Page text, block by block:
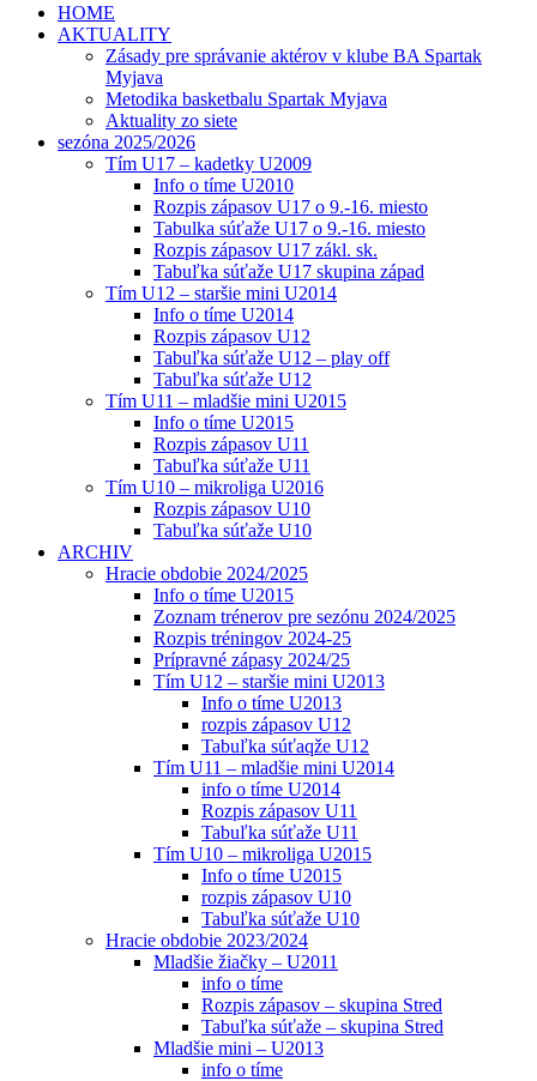
HOME
AKTUALITY
Zásady pre správanie aktérov v klube BA Spartak
Myjava
Metodika basketbalu Spartak Myjava
Aktuality zo siete
sezóna 2025/2026
Tím U17 – kadetky U2009
Info o tíme U2010
Rozpis zápasov U17 o 9.-16. miesto
Tabulka súťaže U17 o 9.-16. miesto
Rozpis zápasov U17 zákl. sk.
Tabuľka súťaže U17 skupina západ
Tím U12 – staršie mini U2014
Info o tíme U2014
Rozpis zápasov U12
Tabuľka súťaže U12 – play off
Tabuľka súťaže U12
Tím U11 – mladšie mini U2015
Info o tíme U2015
Rozpis zápasov U11
Tabuľka súťaže U11
Tím U10 – mikroliga U2016
Rozpis zápasov U10
Tabuľka súťaže U10
ARCHIV
Hracie obdobie 2024/2025
Info o tíme U2015
Zoznam trénerov pre sezónu 2024/2025
Rozpis tréningov 2024-25
Prípravné zápasy 2024/25
Tím U12 – staršie mini U2013
Info o tíme U2013
rozpis zápasov U12
Tabuľka súťaqže U12
Tím U11 – mladšie mini U2014
info o tíme U2014
Rozpis zápasov U11
Tabuľka súťaže U11
Tím U10 – mikroliga U2015
Info o tíme U2015
rozpis zápasov U10
Tabuľka súťaže U10
Hracie obdobie 2023/2024
Mladšie žiačky – U2011
info o tíme
Rozpis zápasov – skupina Stred
Tabuľka súťaže – skupina Stred
Mladšie mini – U2013
info o tíme